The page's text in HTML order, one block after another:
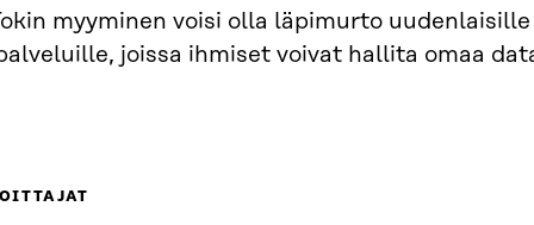
myyminen voisi olla läpimurto uudenlaisille
joissa ihmiset voivat hallita omaa